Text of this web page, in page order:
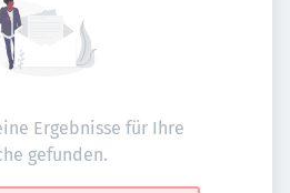
Ergebnisse für Ihre
gefunden.